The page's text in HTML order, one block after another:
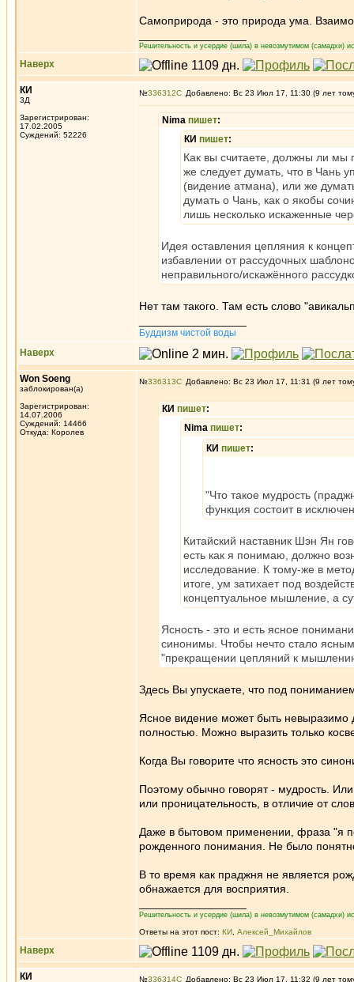
Самоприрода - это природа ума.
Решительность и усердие (шила) в невозмутимом (самадхи)
Наверх
КИ
3Д
Зарегистрирован:
17.02.2005
Суждений: 52226
№336312 Добавлено: Вс 23 Июл 17, 11:30 (9 лет
Nima пишет:
КИ пишет:
Как вы считаете, должны ли мы
же следует думать, что в Чань
(видение атмана), или же
думать о Чань, как о якобы
лишь несколько искаженные
Идея оставления цепляния к
избавлении от рассудочных
неправильного/искажённого
Нет там такого. Там есть слово
Буддизм чистой воды
Наверх
Won Soeng
заблокирован(а)
Зарегистрирован:
14.07.2006
Суждений: 14466
Откуда: Королев
№336313 Добавлено: Вс 23 Июл 17, 11:31 (9 лет
КИ пишет:
Nima пишет:
КИ пишет:
"Что такое мудрость
функция состоит в
Китайский наставник Шэн Ян
есть как я понимаю, должно
исследование. К тому-же в
итоге, ум затихает под
концептуальное мышление, а
Ясность - это и есть ясное
синонимы. Чтобы нечто стало ясным
"прекращении цепляний к
Здесь Вы упускаете, что под
Ясное видение может быть невыразимо
полностью. Можно выразить только
Когда Вы говорите что ясность это
Поэтому обычно говорят - мудрость.
или проницательность, в отличие от
Даже в бытовом применении, фраза "я
рожденного понимания. Не было
В то время как праджня не является
обнажается для восприятия.
Решительность и усердие (шила) в невозмутимом (самадхи)
Ответы на этот пост: КИ Алексей_Михайлов
Наверх
КИ №336314 Добавлено: Вс 23 Июл 17, 11:32 (9 лет